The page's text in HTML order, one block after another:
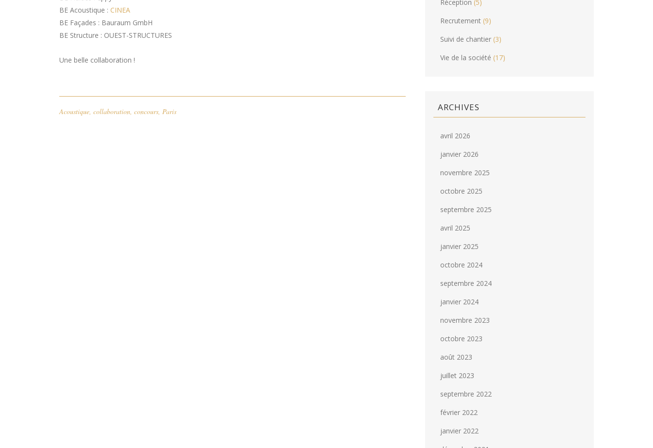
BE Acoustique : CINEA
BE Façades : Bauraum GmbH
BE Structure : OUEST-STRUCTURES
Une belle collaboration !
Acoustique, collaboration, concours, Paris
Réception (5)
Recrutement (9)
Suivi de chantier (3)
Vie de la société (17)
ARCHIVES
avril 2026
janvier 2026
novembre 2025
octobre 2025
septembre 2025
avril 2025
janvier 2025
octobre 2024
septembre 2024
janvier 2024
novembre 2023
octobre 2023
août 2023
juillet 2023
septembre 2022
février 2022
janvier 2022